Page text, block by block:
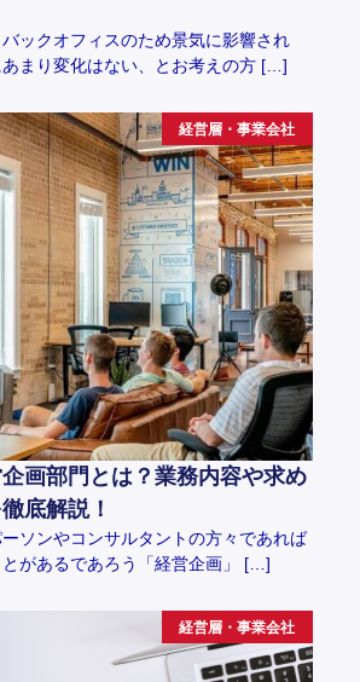
ックオフィスのため景気に影響され
まり変化はない、とお考えの方 […]
経営層・事業会社
画部門とは？業務内容や求め
底解説！
ソンやコンサルタントの方々であれば
があるであろう「経営企画」 […]
経営層・事業会社